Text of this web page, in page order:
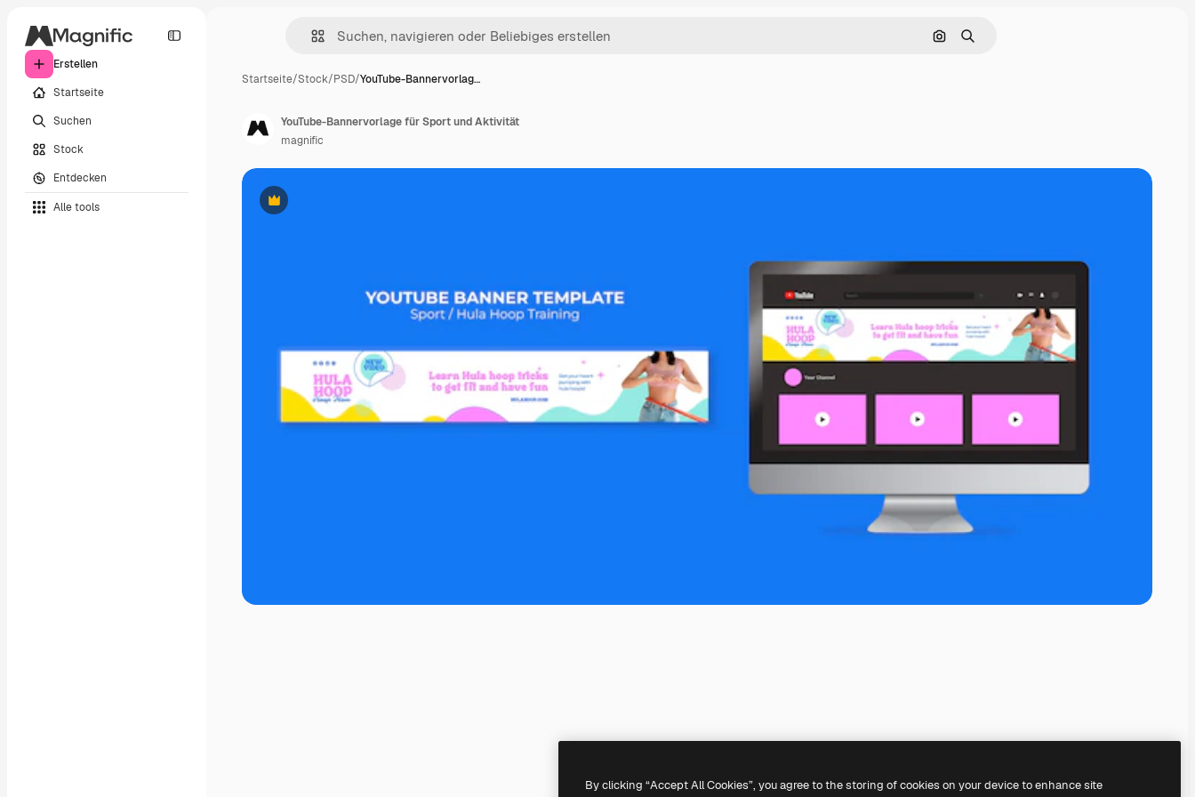
Erstellen
Startseite
Suchen
Stock
Entdecken
Alle tools
Nach Bild suchen
Suchen
Startseite/Stock/PSD/YouTube-Bannervorlag…
Premium
YouTube-Bannervorlage für Sport und Aktivität
magnific
By clicking “Accept All Cookies”, you agree to the storing of cookies on your device to enhance site